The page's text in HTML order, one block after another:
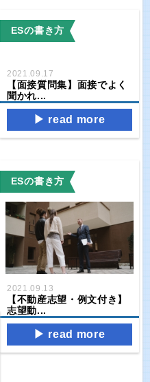
ESの書き方
2021.09.17
【面接質問集】面接でよく
聞かれ...
read more
ESの書き方
2021.09.13
【不動産志望・例文付き】
志望動...
read more